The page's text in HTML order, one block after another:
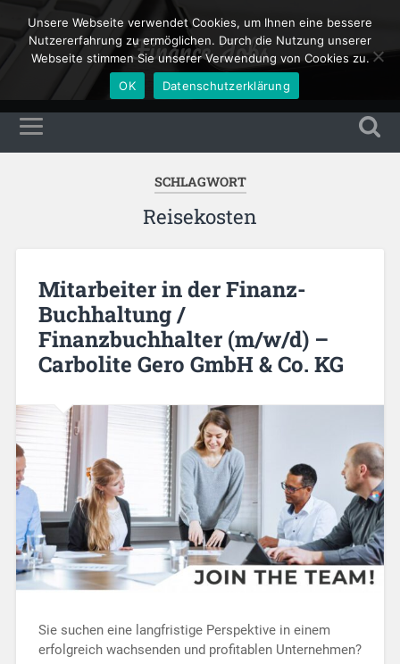
Finance Jobs
SCHLAGWORT
Reisekosten
Mitarbeiter in der Finanz-
Buchhaltung /
Finanzbuchhalter (m/w/d) –
Carbolite Gero GmbH & Co. KG
Sie suchen eine langfristige Perspektive in einem
erfolgreich wachsenden und profitablen Unternehmen?
Unsere Webseite verwendet Cookies, um Ihnen eine bessere
Nutzererfahrung zu ermöglichen. Durch die Nutzung unserer
Webseite stimmen Sie unserer Verwendung von Cookies zu.
OK
Datenschutzerklärung